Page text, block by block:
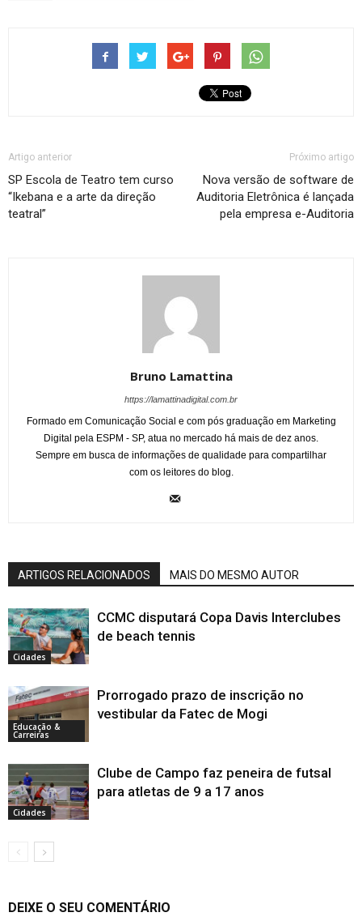
Artigo anterior
SP Escola de Teatro tem curso
“Ikebana e a arte da direção
teatral”
Próximo artigo
Nova versão de software de
Auditoria Eletrônica é lançada
pela empresa e-Auditoria
Bruno Lamattina
https://lamattinadigital.com.br
Formado em Comunicação Social e com pós graduação em Marketing
Digital pela ESPM - SP, atua no mercado há mais de dez anos.
Sempre em busca de informações de qualidade para compartilhar
com os leitores do blog.
ARTIGOS RELACIONADOS MAIS DO MESMO AUTOR
Cidades
CCMC disputará Copa Davis Interclubes
de beach tennis
Educação &
Carreiras
Prorrogado prazo de inscrição no
vestibular da Fatec de Mogi
Cidades
Clube de Campo faz peneira de futsal
para atletas de 9 a 17 anos
DEIXE O SEU COMENTÁRIO